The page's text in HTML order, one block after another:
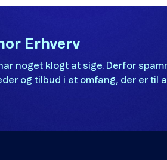
Erhverv
noget klogt at sige. Derfor
og tilbud i et omfang, der er til